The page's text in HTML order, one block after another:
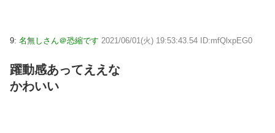
9: 名無しさん＠恐縮です 2021/06/01(火) 19:53:43.54 ID:mfQlxpEG0
躍動感あってええな
かわいい